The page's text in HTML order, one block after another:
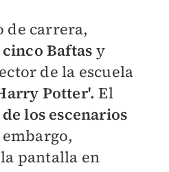
de carrera,
Baftas y
de la escuela
Potter'.El
los escenarios
pantalla en